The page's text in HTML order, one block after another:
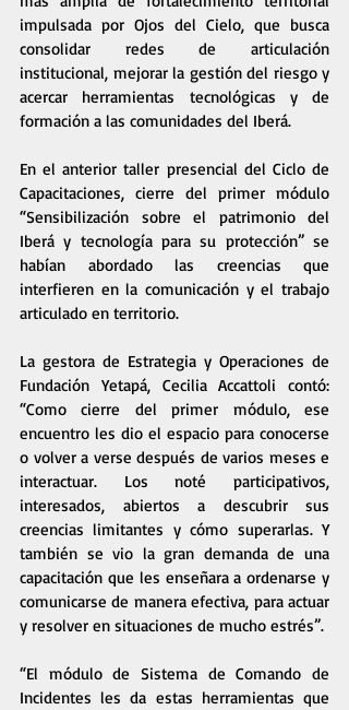
impulsada por Ojos del Cielo, que busca
consolidar redes de articulación
institucional, mejorar la gestión del riesgo y
acercar herramientas tecnológicas y de
formación a las comunidades del Iberá.
En el anterior taller presencial del Ciclo de
Capacitaciones, cierre del primer módulo
“Sensibilización sobre el patrimonio del
Iberá y tecnología para su protección” se
habían abordado las creencias que
interfieren en la comunicación y el trabajo
articulado en territorio.
La gestora de Estrategia y Operaciones de
Fundación Yetapá, Cecilia Accattoli contó:
“Como cierre del primer módulo, ese
encuentro les dio el espacio para conocerse
o volver a verse después de varios meses e
interactuar. Los noté participativos,
interesados, abiertos a descubrir sus
creencias limitantes y cómo superarlas. Y
también se vio la gran demanda de una
capacitación que les enseñara a ordenarse y
comunicarse de manera efectiva, para actuar
y resolver en situaciones de mucho estrés”.
“El módulo de Sistema de Comando de
Incidentes les da estas herramientas que